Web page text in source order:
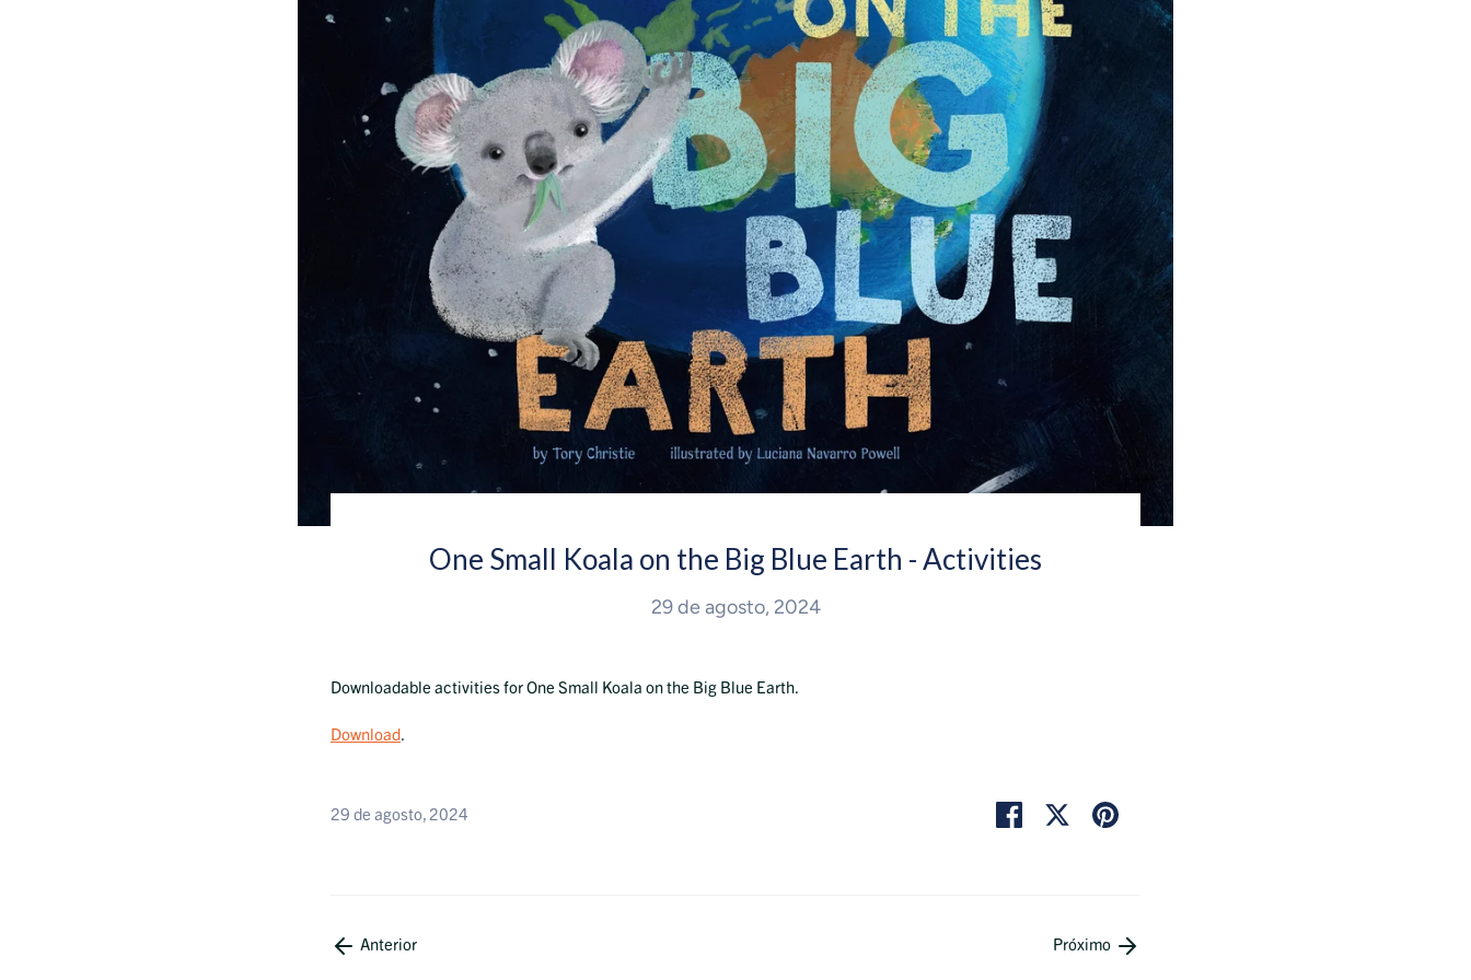
One Small Koala on the Big Blue Earth - Activities
29 de agosto, 2024
Downloadable activities for One Small Koala on the Big Blue Earth.
Download.
29 de agosto, 2024 Compartir
TuitearHacer
Anterior Próximo